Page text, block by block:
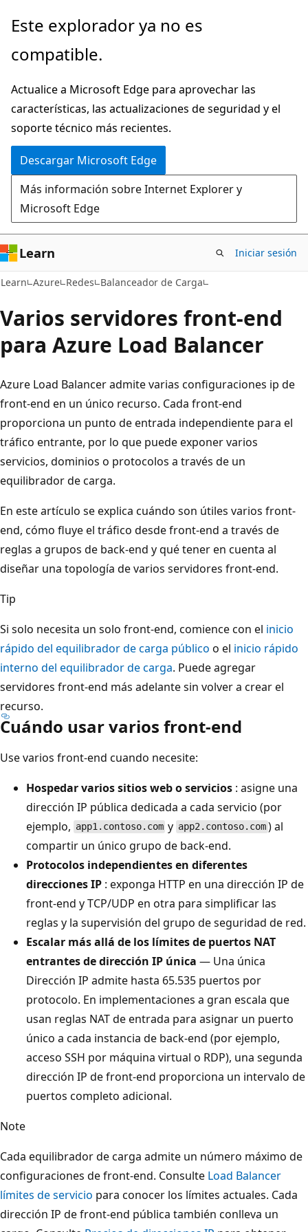
Ir
contenido
Este explorador ya no es
compatible.
Actualice a Microsoft Edge para aprovechar las
características, las actualizaciones de seguridad y el
soporte técnico más recientes.
Descargar Microsoft Edge
Más información sobre Internet Explorer y
Microsoft Edge
Learn Iniciar sesión
Learn Azure Redes Balanceador de Carga
Varios servidores front-end
para Azure Load Balancer
Azure Load Balancer admite varias configuraciones ip de
front-end en un único recurso. Cada front-end
proporciona un punto de entrada independiente para el
tráfico entrante, por lo que puede exponer varios
servicios, dominios o protocolos a través de un
equilibrador de carga.
En este artículo se explica cuándo son útiles varios front-
end, cómo fluye el tráfico desde front-end a través de
reglas a grupos de back-end y qué tener en cuenta al
diseñar una topología de varios servidores front-end.
Tip
Si solo necesita un solo front-end, comience con el inicio
rápido del equilibrador de carga público o el inicio rápido
interno del equilibrador de carga. Puede agregar
servidores front-end más adelante sin volver a crear el
recurso.
Cuándo usar varios front-end
Use varios front-end cuando necesite:
Hospedar varios sitios web o servicios : asigne una
dirección IP pública dedicada a cada servicio (por
ejemplo, app1.contoso.com y app2.contoso.com) al
compartir un único grupo de back-end.
Protocolos independientes en diferentes
direcciones IP : exponga HTTP en una dirección IP de
front-end y TCP/UDP en otra para simplificar las
reglas y la supervisión del grupo de seguridad de red.
Escalar más allá de los límites de puertos NAT
entrantes de dirección IP única — Una única
Dirección IP admite hasta 65.535 puertos por
protocolo. En implementaciones a gran escala que
usan reglas NAT de entrada para asignar un puerto
único a cada instancia de back-end (por ejemplo,
acceso SSH por máquina virtual o RDP), una segunda
dirección IP de front-end proporciona un intervalo de
puertos completo adicional.
Note
Cada equilibrador de carga admite un número máximo de
configuraciones de front-end. Consulte Load Balancer
límites de servicio para conocer los límites actuales. Cada
dirección IP de front-end pública también conlleva un